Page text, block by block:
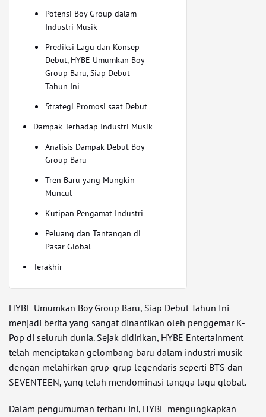
Potensi Boy Group dalam
Industri Musik
Prediksi Lagu dan Konsep
Debut, HYBE Umumkan Boy
Group Baru, Siap Debut
Tahun Ini
Strategi Promosi saat Debut
Dampak Terhadap Industri Musik
Analisis Dampak Debut Boy
Group Baru
Tren Baru yang Mungkin
Muncul
Kutipan Pengamat Industri
Peluang dan Tantangan di
Pasar Global
Terakhir
HYBE Umumkan Boy Group Baru, Siap Debut Tahun Ini
menjadi berita yang sangat dinantikan oleh penggemar K-
Pop di seluruh dunia. Sejak didirikan, HYBE Entertainment
telah menciptakan gelombang baru dalam industri musik
dengan melahirkan grup-grup legendaris seperti BTS dan
SEVENTEEN, yang telah mendominasi tangga lagu global.
Dalam pengumuman terbaru ini, HYBE mengungkapkan